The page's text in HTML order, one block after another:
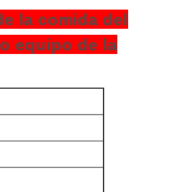
la comida del
equipo de la